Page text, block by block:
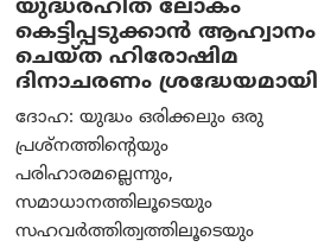
യുദ്ധരഹിത ലോകം
കെട്ടിപ്പടുക്കാന്‍ ആഹ്വാനം
ചെയ്ത ഹിരോഷിമ
ദിനാചരണം ശ്രദ്ധേയമായി
ദോഹ: യുദ്ധം ഒരിക്കലും ഒരു
പ്രശ്‌നത്തിന്റെയും
പരിഹാരമല്ലെന്നും,
സമാധാനത്തിലൂടെയും
സഹവര്‍ത്തിത്വത്തിലൂടെയും